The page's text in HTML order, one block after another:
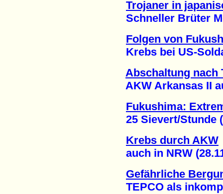
Trojaner in
Schneller Brüter
Folgen von
Krebs bei US-
Abschaltung nach
AKW Arkansas II
Fukushima:
25 Sievert/Stunde
Krebs durch AKW
auch in NRW
Gefährliche
TEPCO als